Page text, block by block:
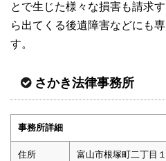
とで生じた様々な損害も請求
ら出てくる後遺障害などにも
す。
さかき法律事務所
事務所詳細
住所 富山市根塚町二丁目